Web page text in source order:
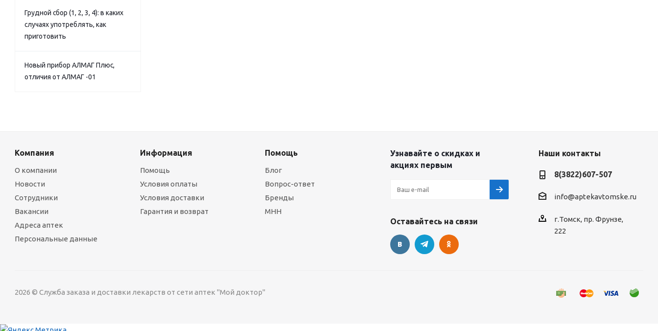
Грудной сбор (1, 2, 3, 4): в каких
случаях употреблять, как
приготовить
Новый прибор АЛМАГ Плюс,
отличия от АЛМАГ -01
Компания
О компании
Новости
Сотрудники
Вакансии
Адреса аптек
Персональные данные
Информация
Помощь
Условия оплаты
Условия доставки
Гарантия и возврат
Помощь
Блог
Вопрос-ответ
Бренды
МНН
Узнавайте о скидках и
акциях первым
Оставайтесь на связи
Наши контакты
8(3822)607-507
info@aptekavtomske.ru
г.Томск, пр. Фрунзе,
222
2026 © Служба заказа и доставки лекарств от сети аптек "Мой доктор"